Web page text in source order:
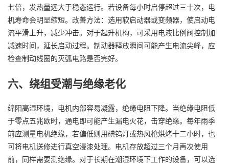
七倍，发热量远大于稳态运行。若设备每小时启停超过三十次，电
机寿命会明显缩短。改善方法：选用软启动器或变频器，使启动电
流平滑上升，减少冲击。对于起升机构，可采用电液比例阀控制加
减速时间，延长启动过程。制动器释放瞬间可能产生电流尖峰，应
检查制动线圈的灭弧电路是否完好。
六、绕组受潮与绝缘老化
绵阳高湿环境，电机内部容易凝露，绝缘电阻下降。当绝缘电阻低
于零点五兆欧时，通电即可能产生漏电火花，击穿绝缘。每年雨季
前应测量电机绝缘，若偏低则用碘钨灯或热风枪烘烤十二小时，也
可将电机送修进行真空浸漆处理。电机存放超过三个月再次使用
前，同样需要测绝缘。对于长期在潮湿环境下工作的设备，可以选